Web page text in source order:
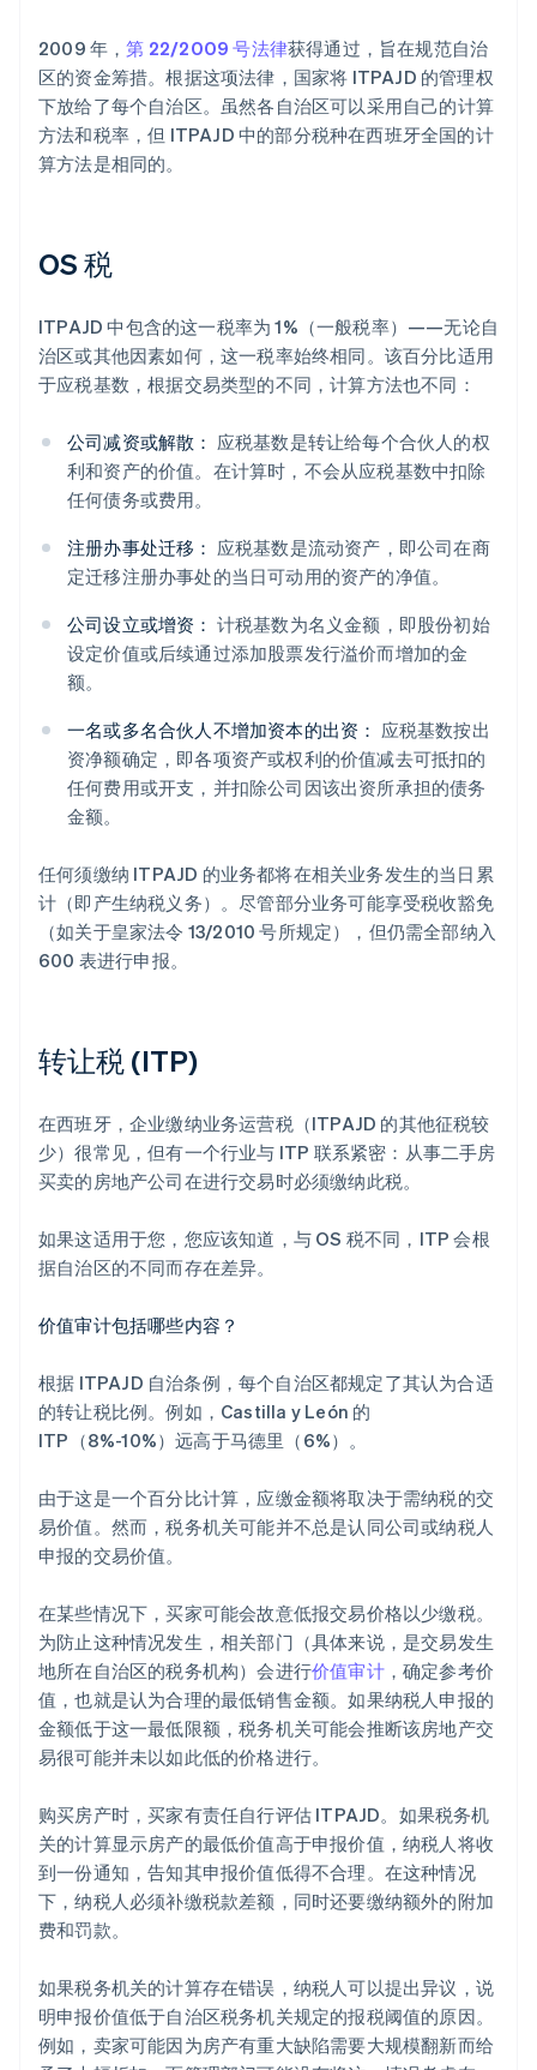
2009 年，第 22/2009 号法律获得通过，旨在规范自治
区的资金筹措。根据这项法律，国家将 ITPAJD 的管理权
下放给了每个自治区。虽然各自治区可以采用自己的计算
方法和税率，但 ITPAJD 中的部分税种在西班牙全国的计
算方法是相同的。
OS 税
ITPAJD 中包含的这一税率为 1%（一般税率）——无论自
治区或其他因素如何，这一税率始终相同。该百分比适用
于应税基数，根据交易类型的不同，计算方法也不同：
公司减资或解散： 应税基数是转让给每个合伙人的权
利和资产的价值。在计算时，不会从应税基数中扣除
任何债务或费用。
注册办事处迁移： 应税基数是流动资产，即公司在商
定迁移注册办事处的当日可动用的资产的净值。
公司设立或增资： 计税基数为名义金额，即股份初始
设定价值或后续通过添加股票发行溢价而增加的金
额。
一名或多名合伙人不增加资本的出资： 应税基数按出
资净额确定，即各项资产或权利的价值减去可抵扣的
任何费用或开支，并扣除公司因该出资所承担的债务
金额。
任何须缴纳 ITPAJD 的业务都将在相关业务发生的当日累
计（即产生纳税义务）。尽管部分业务可能享受税收豁免
（如关于皇家法令 13/2010 号所规定），但仍需全部纳入
600 表进行申报。
转让税 (ITP)
在西班牙，企业缴纳业务运营税（ITPAJD 的其他征税较
少）很常见，但有一个行业与 ITP 联系紧密：从事二手房
买卖的房地产公司在进行交易时必须缴纳此税。
如果这适用于您，您应该知道，与 OS 税不同，ITP 会根
据自治区的不同而存在差异。
价值审计包括哪些内容？
根据 ITPAJD 自治条例，每个自治区都规定了其认为合适
的转让税比例。例如，Castilla y León 的
ITP（8%-10%）远高于马德里（6%）。
由于这是一个百分比计算，应缴金额将取决于需纳税的交
易价值。然而，税务机关可能并不总是认同公司或纳税人
申报的交易价值。
在某些情况下，买家可能会故意低报交易价格以少缴税。
为防止这种情况发生，相关部门（具体来说，是交易发生
地所在自治区的税务机构）会进行价值审计，确定参考价
值，也就是认为合理的最低销售金额。如果纳税人申报的
金额低于这一最低限额，税务机关可能会推断该房地产交
易很可能并未以如此低的价格进行。
购买房产时，买家有责任自行评估 ITPAJD。如果税务机
关的计算显示房产的最低价值高于申报价值，纳税人将收
到一份通知，告知其申报价值低得不合理。在这种情况
下，纳税人必须补缴税款差额，同时还要缴纳额外的附加
费和罚款。
如果税务机关的计算存在错误，纳税人可以提出异议，说
明申报价值低于自治区税务机关规定的报税阈值的原因。
例如，卖家可能因为房产有重大缺陷需要大规模翻新而给